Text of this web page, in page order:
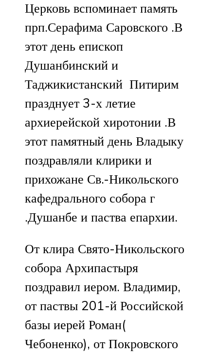
Церковь вспоминает память
прп.Серафима Саровского .В
этот день епископ
Душанбинский и
Таджикистанский Питирим
празднует 3-х летие
архиерейской хиротонии .В
этот памятный день Владыку
поздравляли клирики и
прихожане Св.-Никольского
кафедрального собора г
.Душанбе и паства епархии.
От клира Свято-Никольского
собора Архипастыря
поздравил иером. Владимир,
от паствы 201-й Российской
базы иерей Роман(
Чебоненко), от Покровского